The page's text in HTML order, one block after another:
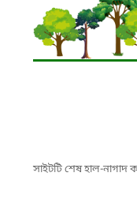
সাইটটি শেষ হাল-